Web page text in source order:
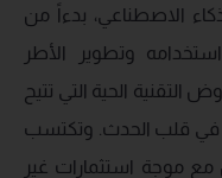
الاصطناعي، بدءاً من
استخدامه وتطوير الأطر
التقنية الحية التي تتيح
في قلب الحدث. وتكتسب
مع موجة استثمارات غير